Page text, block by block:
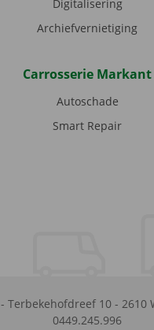
Digitalisering
Archiefvernietiging
Carrosserie Markant
Autoschade
Smart Repair
- Terbekehofdreef 10 - 2610
0449.245.996